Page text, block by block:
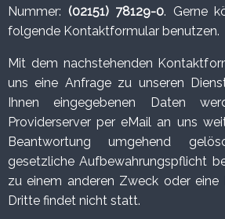
Nummer: (02151) 78129-0. Gerne
folgende Kontaktformular benutzen.
Mit dem nachstehenden
uns eine Anfrage zu unseren
Ihnen eingegebenen Daten
Providerserver per eMail an uns
Beantwortung umgehend
gesetzliche Aufbewahrungspflicht
zu einem anderen Zweck oder eine
Dritte findet nicht statt.